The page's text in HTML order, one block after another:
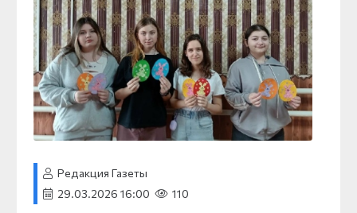
Редакция Газеты
29.03.2026 16:00
110